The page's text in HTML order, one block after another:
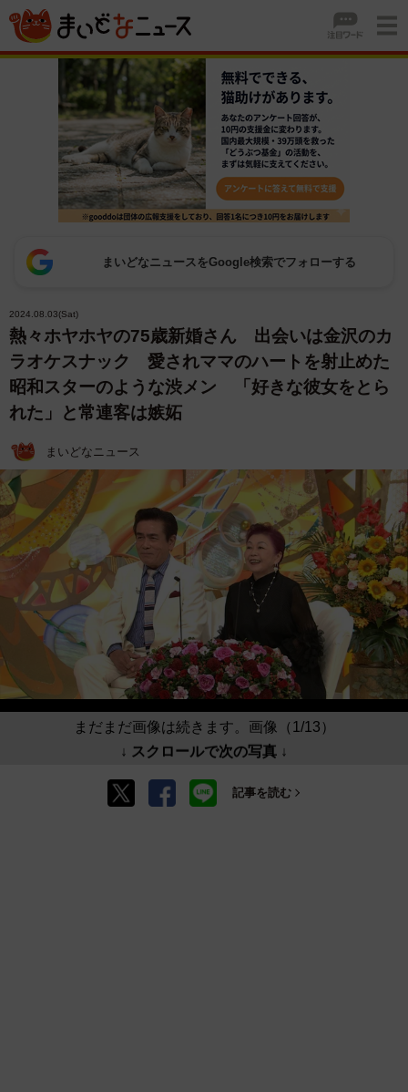
まいどなニュースをGoogle検索でフォローする
2024.08.03(Sat)
熱々ホヤホヤの75歳新婚さん 出会いは金沢のカ
ラオケスナック 愛されママのハートを射止めた
昭和スターのような渋メン 「好きな彼女をとら
れた」と常連客は嫉妬
まいどなニュース
まだまだ画像は続きます。画像（1/13）
↓ スクロールで次の写真 ↓
記事を読む